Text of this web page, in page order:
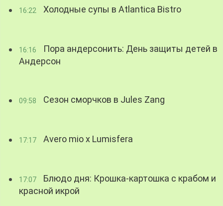
16:22 Холодные супы в Atlantica Bistro
16:16
Пора андерсонить: День защиты детей в
Андерсон
09:58 Сезон сморчков в Jules Zang
17:17 Avero mio x Lumisfera
17:07
Блюдо дня: Крошка-картошка с крабом и
красной икрой